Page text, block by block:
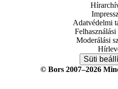
Adatvédelmi
Moderálási
Süti
© Bors 2007–2026